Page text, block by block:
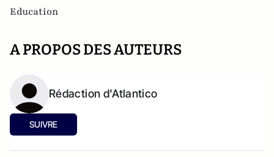
Education
A PROPOS DES AUTEURS
Rédaction d'Atlantico
SUIVRE